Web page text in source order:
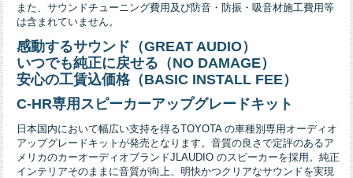
また、サウンドチューニング費用及び防音・防振・吸音材施工費用等
は含まれていません。
感動するサウンド（GREAT AUDIO）
いつでも純正に戻せる（NO DAMAGE）
安心の工賃込価格（BASIC INSTALL FEE）
C-HR専用スピーカーアップグレードキット
日本国内において幅広い支持を得るTOYOTA の車種別専用オーディオ
アップグレードキットが発売となります。音質の良さで定評のあるア
メリカのカーオーディオブランドJLAUDIO のスピーカーを採用。純正
インテリアそのままに音質が向上、明快かつクリアなサウンドを実現